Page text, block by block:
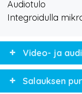
Audiotulo
Integroidulla
Video- ja
Salauksen